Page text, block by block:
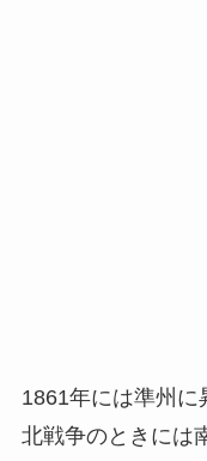
1861年には準州
北戦争のときには